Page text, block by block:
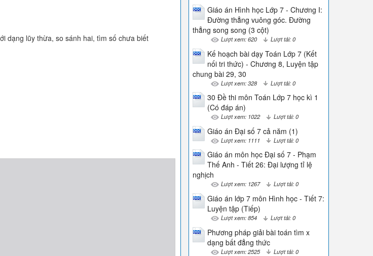
dạng lũy thừa, so sánh hai, tìm số chưa biết
Giáo án Hình học Lớp 7 - Chương I:
Đường thẳng vuông góc. Đường
thẳng song song (3 cột)
Lượt xem: 620 Lượt tải: 0
Kế hoạch bài dạy Toán Lớp 7 (Kết
nối tri thức) - Chương 8, Luyện tập
chung bài 29, 30
Lượt xem: 328 Lượt tải: 0
30 Đề thi môn Toán Lớp 7 học kì 1
(Có đáp án)
Lượt xem: 1022 Lượt tải: 0
Giáo án Đại số 7 cả năm (1)
Lượt xem: 1111 Lượt tải: 0
Giáo án môn học Đại số 7 - Phạm
Thế Anh - Tiết 26: Đại lượng tỉ lệ
nghịch
Lượt xem: 1267 Lượt tải: 0
Giáo án lớp 7 môn Hình học - Tiết 7:
Luyện tập (Tiếp)
Lượt xem: 854 Lượt tải: 0
Phương pháp giải bài toán tìm x
dạng bất đẳng thức
Lượt xem: 2525 Lượt tải: 0